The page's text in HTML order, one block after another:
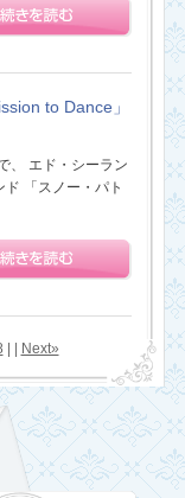
to Dance」
、 エド・シーラン
「スノー・パト
Next»